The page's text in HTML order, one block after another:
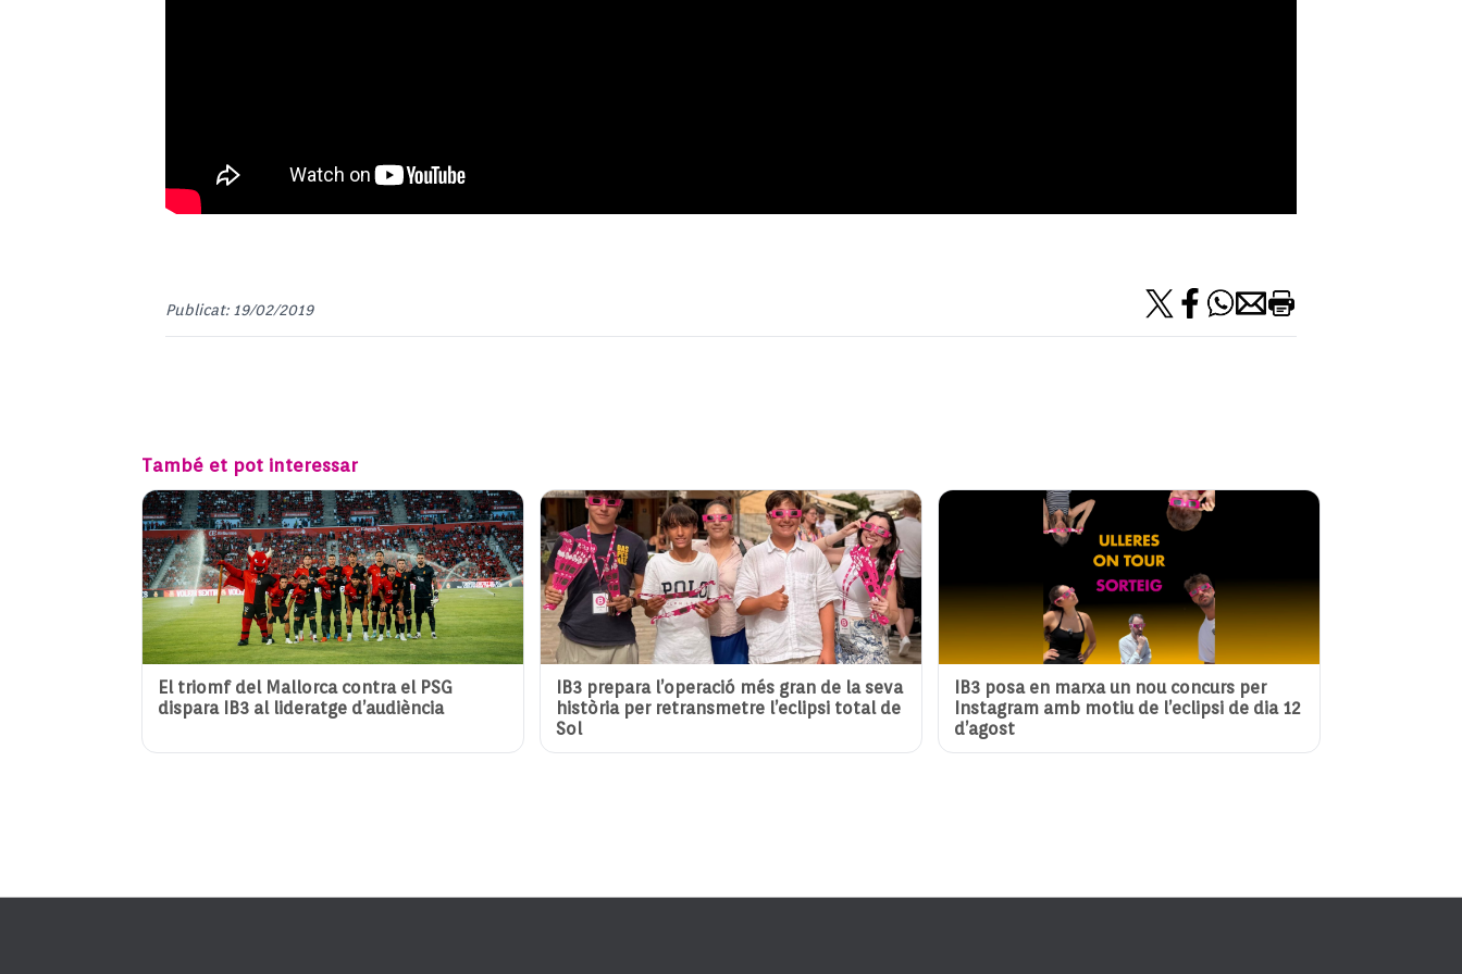
Publicat: 19/02/2019
També et pot interessar
El triomf del Mallorca contra el PSG
dispara IB3 al lideratge d’audiència
IB3 prepara l’operació més gran de la seva
història per retransmetre l’eclipsi total de
Sol
IB3 posa en marxa un nou concurs per
Instagram amb motiu de l’eclipsi de dia 12
d’agost